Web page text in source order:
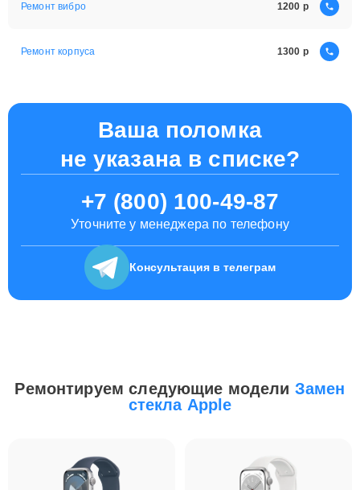
Ремонт вибро 1200
Ремонт корпуса 1300
Ваша поломка
не указана в списке?
+7 (800) 100-49-87
Уточните у менеджера по телефону
Консультация в телеграм
Ремонтируем следующие модели Замен
стекла Apple